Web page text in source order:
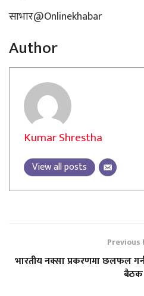
साभार@Onlinekhabar
Author
Kumar Shrestha
View all posts
Previous
भारतीय नक्सा प्रकरणमा छलफल गर्न
बैठक